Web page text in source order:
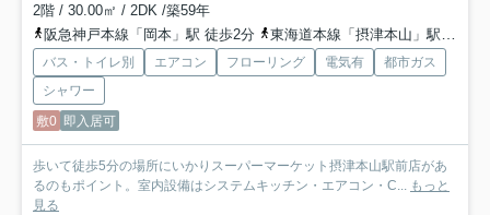
2階 / 30.00㎡ / 2DK /築59年
阪急神戸本線「岡本」駅 徒歩2分
東海道本線「摂津本山」駅 徒歩4分
バス・トイレ別 エアコン フローリング 電気有
都市ガス
シャワー
敷0 即入居可
歩いて徒歩5分の場所にいかりスーパーマーケット摂津本山駅前店があ
るのもポイント。室内設備はシステムキッチン・エアコン・C... もっと
見る